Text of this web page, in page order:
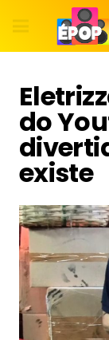
do
existe